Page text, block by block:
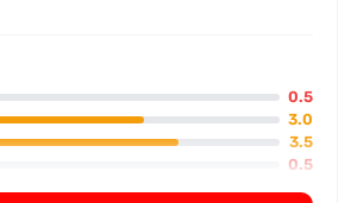
el video que pagó por adelantado. El
solo recibió un mensaje de disculpa sin
prometido. En cuanto a su físico, el
la escort no se parece a las fotos:
cesárea y otras cirugías visibles, mide
de 10 por su cuerpo y 6 de 10 por su
“pecosa”. Su actitud se describe
0.5
3.0
3.5
0.5